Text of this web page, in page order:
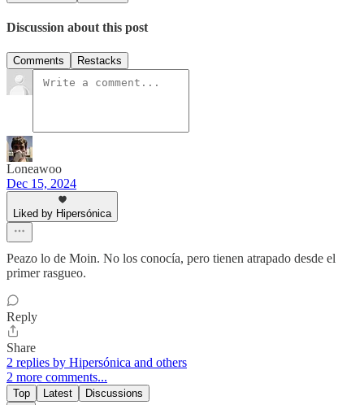
Discussion about this post
Comments Restacks
Loneawoo
Dec 15, 2024
Liked by Hipersónica
Peazo lo de Moin. No los conocía, pero tienen atrapado desde el
primer rasgueo.
Reply
Share
2 replies by Hipersónica and others
2 more comments...
Top Latest Discussions